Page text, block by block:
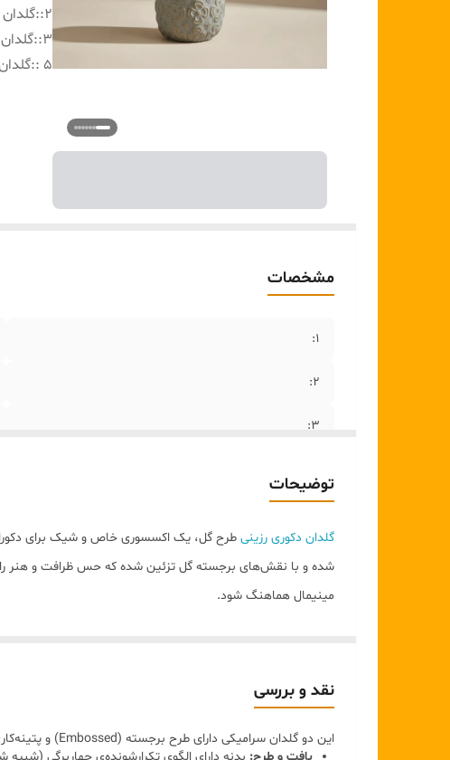
2:
:گلدان
۳: :گلدان
۵ : :گلدان
مشخصات
1:
2:
۳:
توضیحات
گلدان دکوری رزینی طرح گل، یک اکسسوری خاص و شیک برای
شده و با نقش‌های برجسته گل تزئین شده که حس ظرافت و هنر را
مینیمال هماهنگ شود.
ویژگی :
ساخته شده از رزین باکیفیت
طراحی برجسته با طرح گل
نقد و بررسی
این دو گلدان سرامیکی دارای طرح برجسته (Embossed) و پتینه‌کاری هستند که ظرافت کلاسیک را به فضای مدرن اضافه می‌کنند: